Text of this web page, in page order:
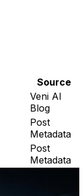
Source
Veni AI
Blog
Post
Metadata
Post
Metadata